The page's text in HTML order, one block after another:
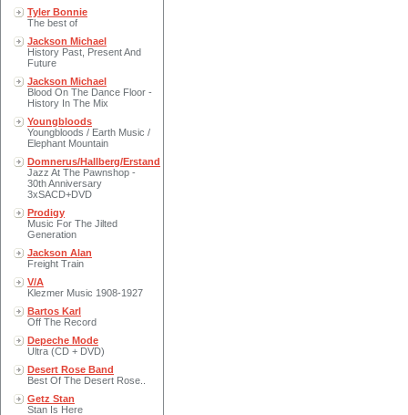
Tyler Bonnie
The best of
Jackson Michael
History Past, Present And
Future
Jackson Michael
Blood On The Dance Floor -
History In The Mix
Youngbloods
Youngbloods / Earth Music /
Elephant Mountain
Domnerus/Hallberg/Erstand
Jazz At The Pawnshop -
30th Anniversary
3xSACD+DVD
Prodigy
Music For The Jilted
Generation
Jackson Alan
Freight Train
V/A
Klezmer Music 1908-1927
Bartos Karl
Off The Record
Depeche Mode
Ultra (CD + DVD)
Desert Rose Band
Best Of The Desert Rose..
Getz Stan
Stan Is Here